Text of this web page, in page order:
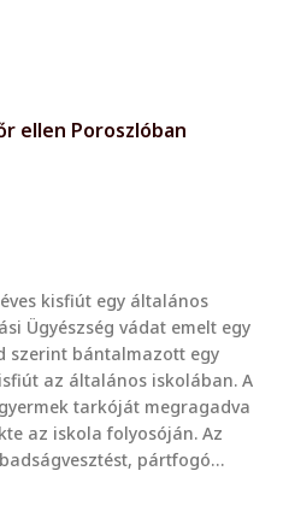
ellen Poroszlóban
kisfiút egy általános
Ügyészség vádat emelt egy
szerint bántalmazott egy
az általános iskolában. A
tarkóját megragadva
az iskola folyosóján. Az
pártfogó…